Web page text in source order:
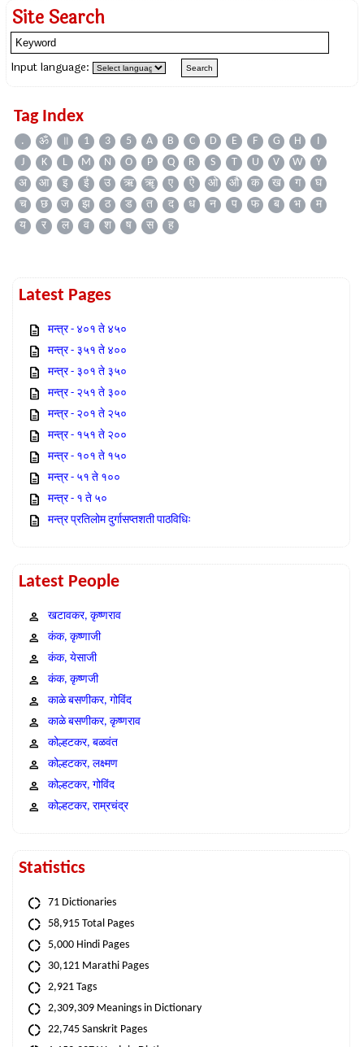
Site Search
Input language:
Tag Index
. ॐ ॥ 1 3 5 A B C D E F G H
I
J
K L M N O P Q R S T U V W
Y
अ
आ इ ई उ ऋ ॠ ए ऐ ओ औ क ख ग
घ
च
छ ज झ ठ ड त द ध न प फ ब भ
म
य
र ल व श ष स ह
Latest Pages
मन्त्र - ४०१ ते ४५०
मन्त्र - ३५१ ते ४००
मन्त्र - ३०१ ते ३५०
मन्त्र - २५१ ते ३००
मन्त्र - २०१ ते २५०
मन्त्र - १५१ ते २००
मन्त्र - १०१ ते १५०
मन्त्र - ५१ ते १००
मन्त्र - १ ते ५०
मन्त्र प्रतिलोम दुर्गासप्तशती पाठविधिः
Latest People
खटावकर, कृष्णराव
कंक, कृष्णाजी
कंक, येसाजी
कंक, कृष्णजी
काळे बसणीकर, गोविंद
काळे बसणीकर, कृष्णराव
कोल्हटकर, बळवंत
कोल्हटकर, लक्ष्मण
कोल्हटकर, गोविंद
कोल्हटकर, राम्रचंद्र
Statistics
71 Dictionaries
58,915 Total Pages
5,000 Hindi Pages
30,121 Marathi Pages
2,921 Tags
2,309,309 Meanings in Dictionary
22,745 Sanskrit Pages